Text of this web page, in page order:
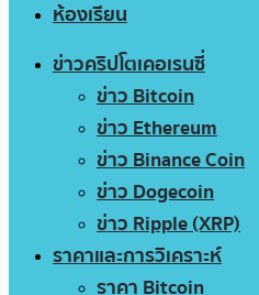
ห้องเรียน
ข่าวคริปโตเคอเรนซี่
ข่าว Bitcoin
ข่าว Ethereum
ข่าว Binance Coin
ข่าว Dogecoin
ข่าว Ripple (XRP)
ราคาและการวิเคราะห์
ราคา Bitcoin